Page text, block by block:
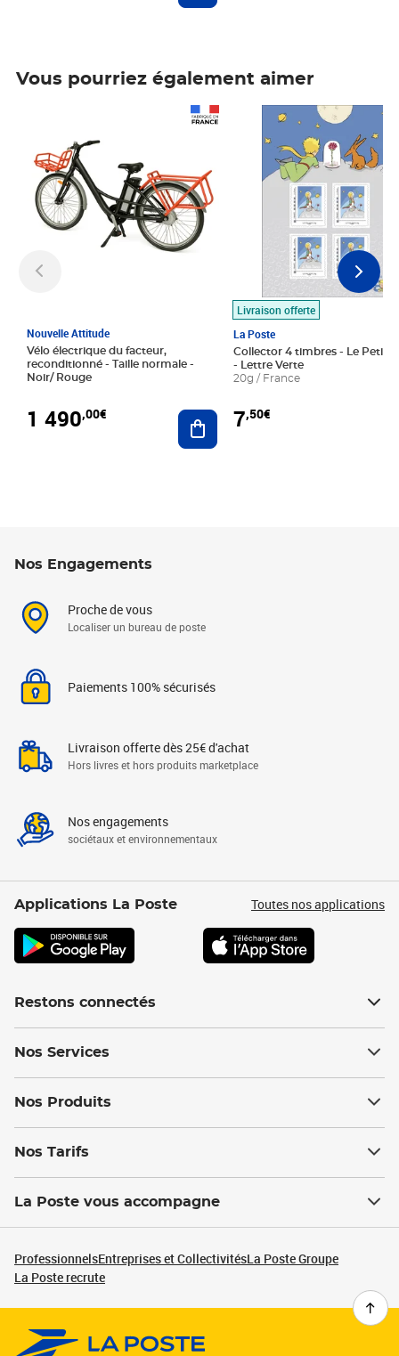
Vous pourriez également aimer
Nouvelle Attitude
Vélo électrique du facteur,
reconditionné - Taille normale -
Noir/ Rouge
1 490,00€ Ajouter au panier
Livraison offerte
La Poste
Collector 4 timbres - Le Petit
- Lettre Verte
20g / France
7,50€
Prix 7,50€
Nos Engagements
Proche de vous
Localiser un bureau de poste
Paiements 100% sécurisés
Livraison offerte dès 25€ d'achat
Hors livres et hors produits marketplace
Nos engagements
sociétaux et environnementaux
Applications La Poste Toutes nos applications
Restons connectés
Nos Services
Nos Produits
Nos Tarifs
La Poste vous accompagne
ProfessionnelsEntreprises et CollectivitésLa Poste Groupe
La Poste recrute